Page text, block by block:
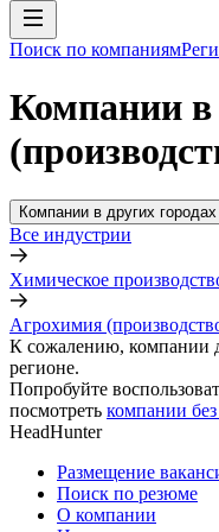
Поиск по компаниям
Компании
Компании в других городах
Все индустрии
Химическое
Агрохимия
К сожалению, компании
регионе.
Попробуйте
посмотреть компании
HeadHunter
Размещение
Поиск по резюме
О компании